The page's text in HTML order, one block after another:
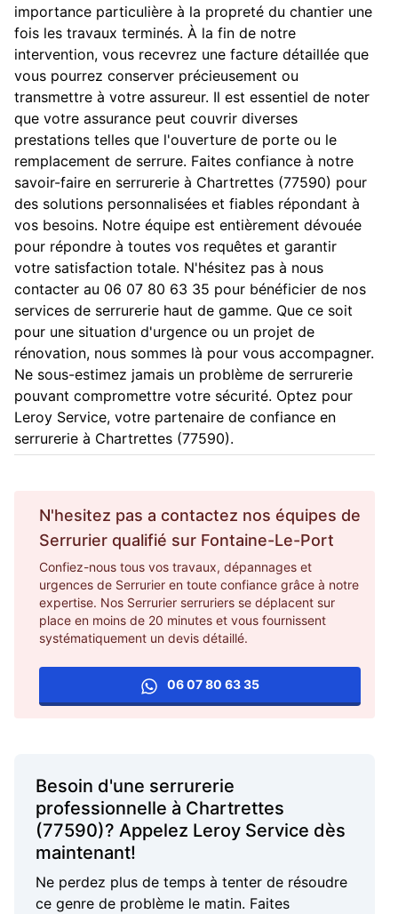
importance particulière à la propreté du chantier une
fois les travaux terminés. À la fin de notre
intervention, vous recevrez une facture détaillée que
vous pourrez conserver précieusement ou
transmettre à votre assureur. Il est essentiel de noter
que votre assurance peut couvrir diverses
prestations telles que l'ouverture de porte ou le
remplacement de serrure. Faites confiance à notre
savoir-faire en serrurerie à Chartrettes (77590) pour
des solutions personnalisées et fiables répondant à
vos besoins. Notre équipe est entièrement dévouée
pour répondre à toutes vos requêtes et garantir
votre satisfaction totale. N'hésitez pas à nous
contacter au 06 07 80 63 35 pour bénéficier de nos
services de serrurerie haut de gamme. Que ce soit
pour une situation d'urgence ou un projet de
rénovation, nous sommes là pour vous accompagner.
Ne sous-estimez jamais un problème de serrurerie
pouvant compromettre votre sécurité. Optez pour
Leroy Service, votre partenaire de confiance en
serrurerie à Chartrettes (77590).
N'hesitez pas a contactez nos équipes de
Serrurier qualifié sur Fontaine-Le-Port
Confiez-nous tous vos travaux, dépannages et
urgences de Serrurier en toute confiance grâce à notre
expertise. Nos Serrurier serruriers se déplacent sur
place en moins de 20 minutes et vous fournissent
systématiquement un devis détaillé.
06 07 80 63 35
Besoin d'une serrurerie
professionnelle à Chartrettes
(77590)? Appelez Leroy Service dès
maintenant!
Ne perdez plus de temps à tenter de résoudre
ce genre de problème le matin. Faites